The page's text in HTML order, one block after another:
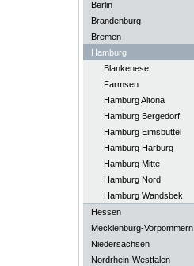
Berlin
Brandenburg
Bremen
Hamburg
Blankenese
Farmsen
Hamburg Altona
Hamburg Bergedorf
Hamburg Eimsbüttel
Hamburg Harburg
Hamburg Mitte
Hamburg Nord
Hamburg Wandsbek
Hessen
Mecklenburg-Vorpommern
Niedersachsen
Nordrhein-Westfalen